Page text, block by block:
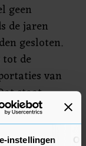
instellingen
geen
de jaren
gesloten.
de
van
staat
maar Turkije